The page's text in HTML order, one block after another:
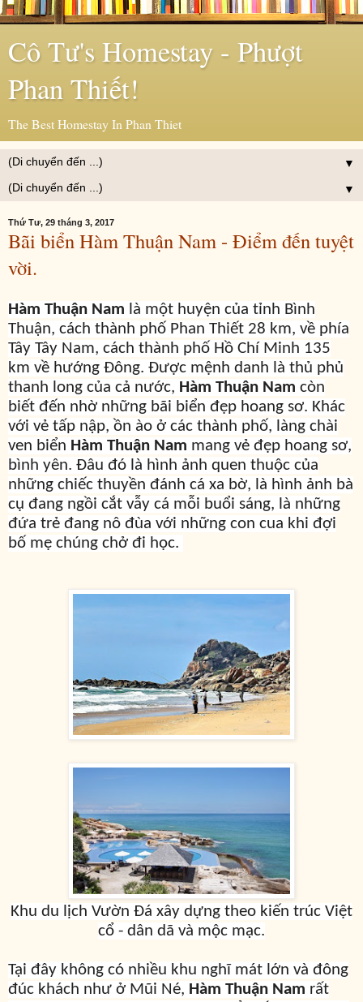
Cô Tư's Homestay - Phượt
Phan Thiết!
The Best Homestay In Phan Thiet
▼
▼
Thứ Tư, 29 tháng 3, 2017
Bãi biển Hàm Thuận Nam - Điểm đến tuyệt
vời.
Hàm Thuận Nam là một huyện của tỉnh Bình
Thuận, cách thành phố Phan Thiết 28 km, về phía
Tây Tây Nam, cách thành phố Hồ Chí Minh 135
km về hướng Đông. Được mệnh danh là thủ phủ
thanh long của cả nước, Hàm Thuận Nam còn
biết đến nhờ những bãi biển đẹp hoang sơ. Khác
với vẻ tấp nập, ồn ào ở các thành phố, làng chài
ven biển Hàm Thuận Nam mang vẻ đẹp hoang sơ,
bình yên. Đâu đó là hình ảnh quen thuộc của
những chiếc thuyền đánh cá xa bờ, là hình ảnh bà
cụ đang ngồi cắt vẫy cá mỗi buổi sáng, là những
đứa trẻ đang nô đùa với những con cua khi đợi
bố mẹ chúng chở đi học.
Khu du lịch Vườn Đá xây dựng theo kiến trúc Việt
cổ - dân dã và mộc mạc.
Tại đây không có nhiều khu nghĩ mát lớn và đông
đúc khách như ở Mũi Né, Hàm Thuận Nam rất